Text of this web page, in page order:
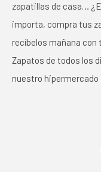
zapatillas de casa…
importa, compra tus
recíbelos mañana
Zapatos de todos los
nuestro hipermercado